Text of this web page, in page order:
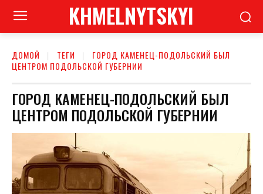
KHMELNYTSKYI
ДОМОЙ ТЕГИ
ГОРОД КАМЕНЕЦ-ПОДОЛЬСКИЙ БЫЛ
ЦЕНТРОМ ПОДОЛЬСКОЙ ГУБЕРНИИ
ГОРОД КАМЕНЕЦ-ПОДОЛЬСКИЙ БЫЛ
ЦЕНТРОМ ПОДОЛЬСКОЙ ГУБЕРНИИ